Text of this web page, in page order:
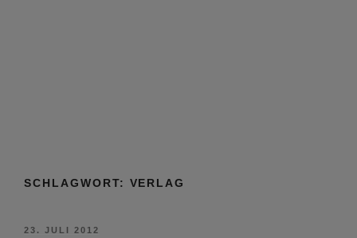
SCHLAGWORT: VERLAG
VERÖFFENTLICHT
23. JULI 2012